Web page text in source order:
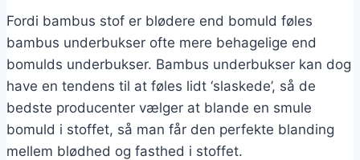
Fordi bambus stof er blødere end bomuld føles
bambus underbukser ofte mere behagelige end
bomulds underbukser. Bambus underbukser kan dog
have en tendens til at føles lidt ‘slaskede’, så de
bedste producenter vælger at blande en smule
bomuld i stoffet, så man får den perfekte blanding
mellem blødhed og fasthed i stoffet.